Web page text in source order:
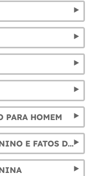
PARA HOMEM
FATOS DE PALHAÇO PARA MENINO E FATOS DE CIRCO INFANTIS